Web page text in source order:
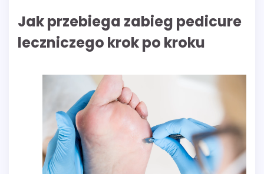
Jak przebiega zabieg pedicure
leczniczego krok po kroku